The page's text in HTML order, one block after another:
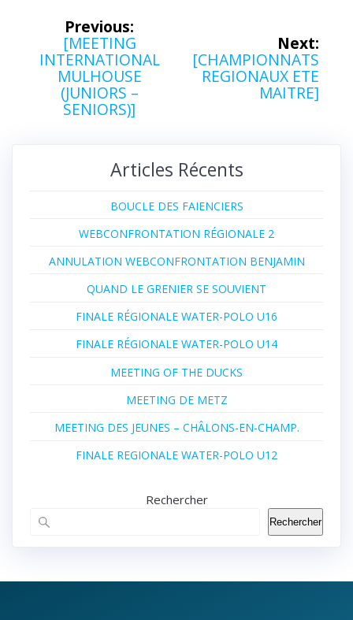
Navigation
l’article
Previous:
Previous
post:
[MEETING
INTERNATIONAL
MULHOUSE
(JUNIORS –
SENIORS)]
Next:
Next
post:
[CHAMPIONNATS
REGIONAUX ETE
MAITRE]
Articles Récents
BOUCLE DES FAIENCIERS
WEBCONFRONTATION RÉGIONALE 2
ANNULATION WEBCONFRONTATION BENJAMIN
QUAND LE GRENIER SE SOUVIENT
FINALE RÉGIONALE WATER-POLO U16
FINALE RÉGIONALE WATER-POLO U14
MEETING OF THE DUCKS
MEETING DE METZ
MEETING DES JEUNES – CHÂLONS-EN-CHAMP.
FINALE REGIONALE WATER-POLO U12
Rechercher
Rechercher